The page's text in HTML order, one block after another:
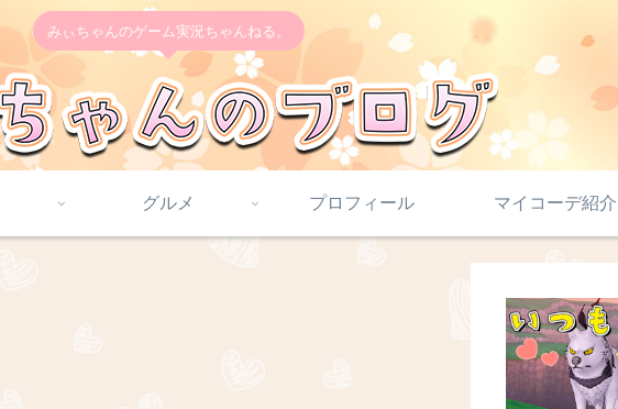
みぃちゃんのゲーム実況ちゃんねる。
グルメ プロフィール マイコーデ紹介